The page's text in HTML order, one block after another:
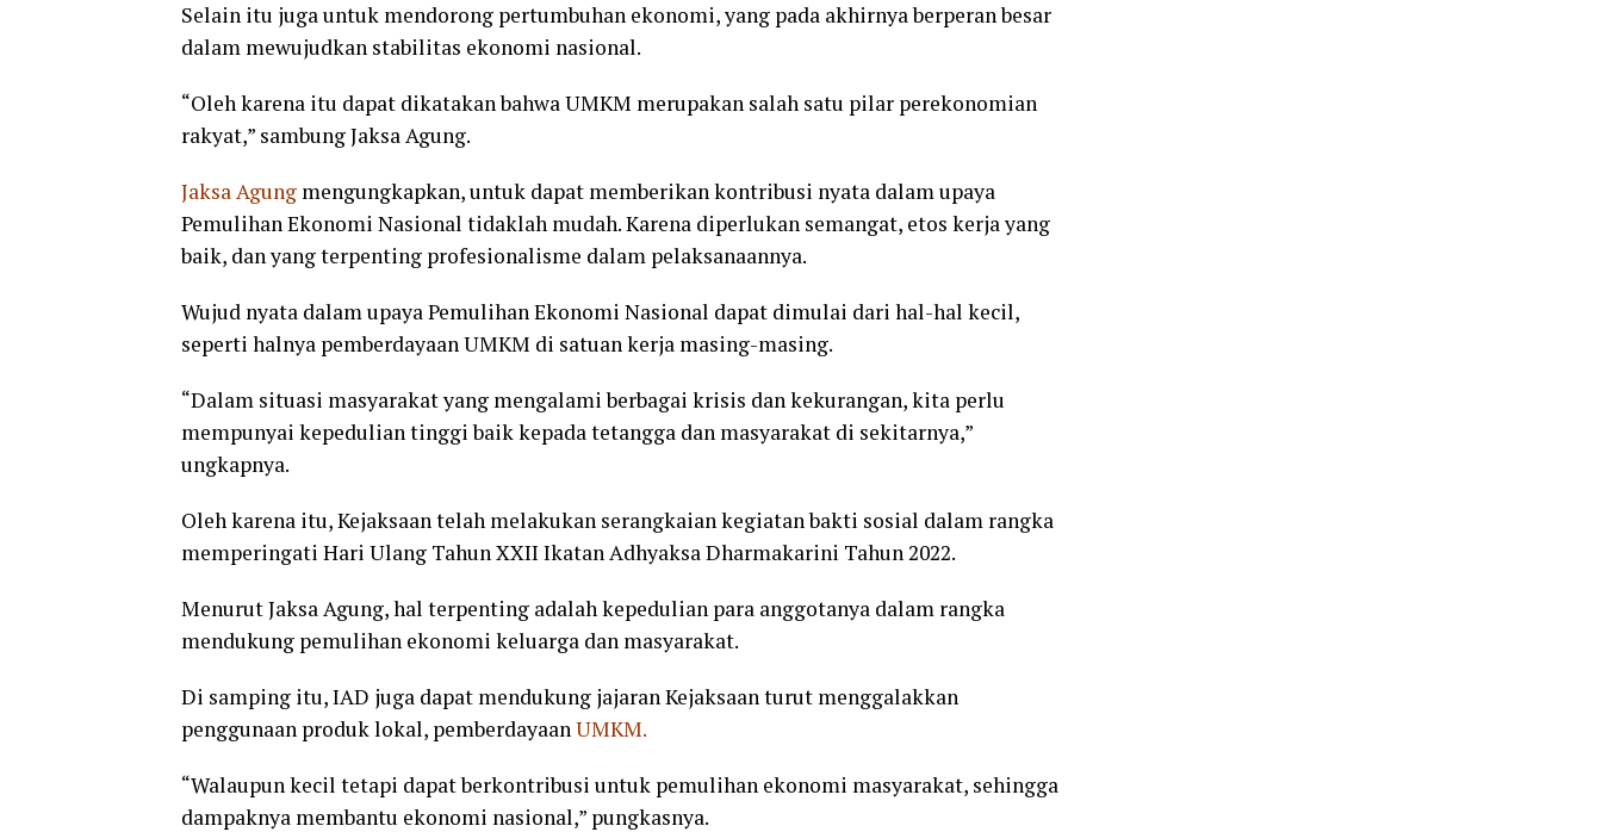
Selain itu juga untuk mendorong pertumbuhan ekonomi, yang pada akhirnya berperan besar
dalam mewujudkan stabilitas ekonomi nasional.
“Oleh karena itu dapat dikatakan bahwa UMKM merupakan salah satu pilar perekonomian
rakyat,” sambung Jaksa Agung.
Jaksa Agung mengungkapkan, untuk dapat memberikan kontribusi nyata dalam upaya
Pemulihan Ekonomi Nasional tidaklah mudah. Karena diperlukan semangat, etos kerja yang
baik, dan yang terpenting profesionalisme dalam pelaksanaannya.
Wujud nyata dalam upaya Pemulihan Ekonomi Nasional dapat dimulai dari hal-hal kecil,
seperti halnya pemberdayaan UMKM di satuan kerja masing-masing.
“Dalam situasi masyarakat yang mengalami berbagai krisis dan kekurangan, kita perlu
mempunyai kepedulian tinggi baik kepada tetangga dan masyarakat di sekitarnya,”
ungkapnya.
Oleh karena itu, Kejaksaan telah melakukan serangkaian kegiatan bakti sosial dalam rangka
memperingati Hari Ulang Tahun XXII Ikatan Adhyaksa Dharmakarini Tahun 2022.
Menurut Jaksa Agung, hal terpenting adalah kepedulian para anggotanya dalam rangka
mendukung pemulihan ekonomi keluarga dan masyarakat.
Di samping itu, IAD juga dapat mendukung jajaran Kejaksaan turut menggalakkan
penggunaan produk lokal, pemberdayaanUMKM.
“Walaupun kecil tetapi dapat berkontribusi untuk pemulihan ekonomi masyarakat, sehingga
dampaknya membantu ekonomi nasional,” pungkasnya.